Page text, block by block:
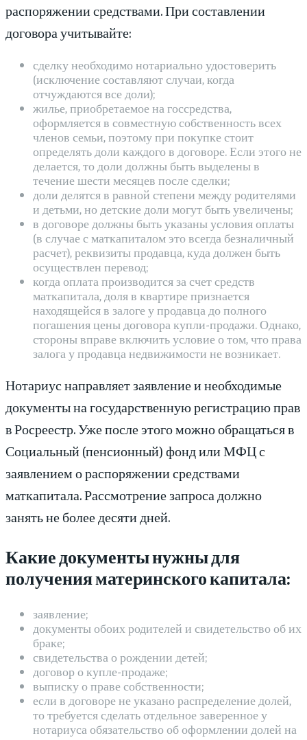
распоряжении средствами. При составлении
договора учитывайте:
сделку необходимо нотариально удостоверить
(исключение составляют случаи, когда
отчуждаются все доли);
жилье, приобретаемое на госсредства,
оформляется в совместную собственность всех
членов семьи, поэтому при покупке стоит
определять доли каждого в договоре. Если этого не
делается, то доли должны быть выделены в
течение шести месяцев после сделки;
доли делятся в равной степени между родителями
и детьми, но детские доли могут быть увеличены;
в договоре должны быть указаны условия оплаты
(в случае с маткапиталом это всегда безналичный
расчет), реквизиты продавца, куда должен быть
осуществлен перевод;
когда оплата производится за счет средств
маткапитала, доля в квартире признается
находящейся в залоге у продавца до полного
погашения цены договора купли-продажи. Однако,
стороны вправе включить условие о том, что права
залога у продавца недвижимости не возникает.
Нотариус направляет заявление и необходимые
документы на государственную регистрацию прав
в Росреестр. Уже после этого можно обращаться в
Социальный (пенсионный) фонд или МФЦ с
заявлением о распоряжении средствами
маткапитала. Рассмотрение запроса должно
занять не более десяти дней.
Какие документы нужны для
получения материнского капитала:
заявление;
документы обоих родителей и свидетельство об их
браке;
свидетельства о рождении детей;
договор о купле-продаже;
выписку о праве собственности;
если в договоре не указано распределение долей,
то требуется сделать отдельное заверенное у
нотариуса обязательство об оформлении долей на